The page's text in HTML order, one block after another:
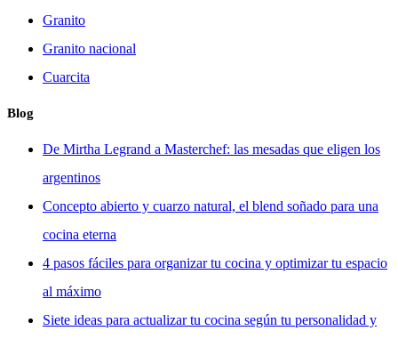
Granito
Granito nacional
Cuarcita
Blog
De Mirtha Legrand a Masterchef: las mesadas que eligen los
argentinos
Concepto abierto y cuarzo natural, el blend soñado para una
cocina eterna
4 pasos fáciles para organizar tu cocina y optimizar tu espacio
al máximo
Siete ideas para actualizar tu cocina según tu personalidad y